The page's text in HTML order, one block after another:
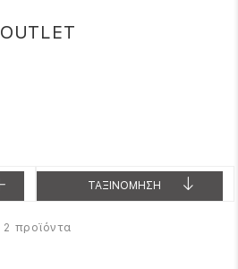
OUTLET
ΤΑΞΙΝΟΜΗΣΗ
2 προϊόντα